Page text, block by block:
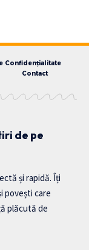
Confidențialitate
Contact
de pe
și rapidă. Îți
povești care
plăcută de